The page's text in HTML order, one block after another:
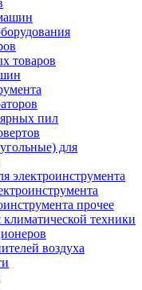
товаров
пил
для
электроинструмента
прочее
климатической техники
воздуха